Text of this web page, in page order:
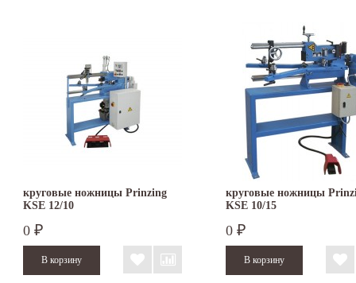
круговые ножницы Prinzing
KSE 12/10
0 ₽
круговые ножницы
KSE 10/15
0 ₽